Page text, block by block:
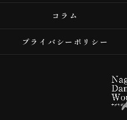
コラム
プライバシーポリシー